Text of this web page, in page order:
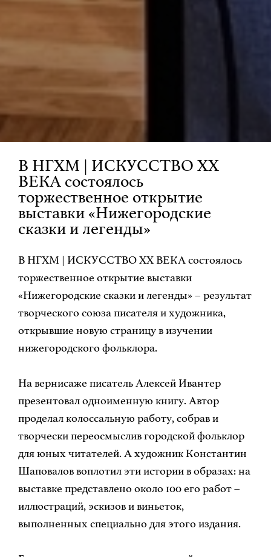
В НГХМ | ИСКУССТВО XX
ВЕКА состоялось
торжественное открытие
выставки «Нижегородские
сказки и легенды»
В НГХМ | ИСКУССТВО XX ВЕКА состоялось
торжественное открытие выставки
«Нижегородские сказки и легенды» – результат
творческого союза писателя и художника,
открывшие новую страницу в изучении
нижегородского фольклора.
На вернисаже писатель Алексей Ивантер
презентовал одноименную книгу. Автор
проделал колоссальную работу, собрав и
творчески переосмыслив городской фольклор
для юных читателей. А художник Константин
Шаповалов воплотил эти истории в образах: на
выставке представлено около 100 его работ –
иллюстраций, эскизов и виньеток,
выполненных специально для этого издания.